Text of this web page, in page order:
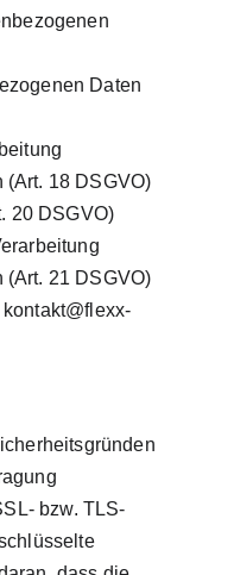
Daten
(Art. 18 DSGVO)
20 DSGVO)
(Art. 21 DSGVO)
bzw. TLS-